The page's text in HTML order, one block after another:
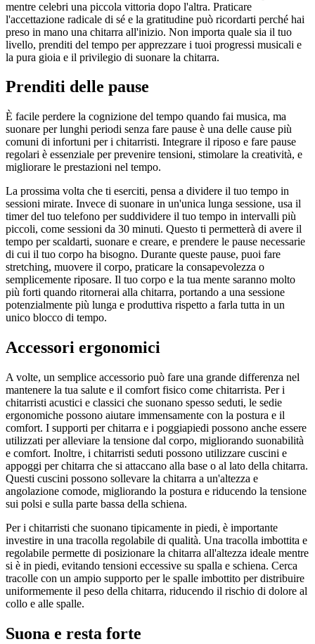
mentre celebri una piccola vittoria dopo l'altra. Praticare
l'accettazione radicale di sé e la gratitudine può ricordarti perché hai
preso in mano una chitarra all'inizio. Non importa quale sia il tuo
livello, prenditi del tempo per apprezzare i tuoi progressi musicali e
la pura gioia e il privilegio di suonare la chitarra.
Prenditi delle pause
È facile perdere la cognizione del tempo quando fai musica, ma
suonare per lunghi periodi senza fare pause è una delle cause più
comuni di infortuni per i chitarristi. Integrare il riposo e fare pause
regolari è essenziale per prevenire tensioni, stimolare la creatività, e
migliorare le prestazioni nel tempo.
La prossima volta che ti eserciti, pensa a dividere il tuo tempo in
sessioni mirate. Invece di suonare in un'unica lunga sessione, usa il
timer del tuo telefono per suddividere il tuo tempo in intervalli più
piccoli, come sessioni da 30 minuti. Questo ti permetterà di avere il
tempo per scaldarti, suonare e creare, e prendere le pause necessarie
di cui il tuo corpo ha bisogno. Durante queste pause, puoi fare
stretching, muovere il corpo, praticare la consapevolezza o
semplicemente riposare. Il tuo corpo e la tua mente saranno molto
più forti quando ritornerai alla chitarra, portando a una sessione
potenzialmente più lunga e produttiva rispetto a farla tutta in un
unico blocco di tempo.
Accessori ergonomici
A volte, un semplice accessorio può fare una grande differenza nel
mantenere la tua salute e il comfort fisico come chitarrista. Per i
chitarristi acustici e classici che suonano spesso seduti, le sedie
ergonomiche possono aiutare immensamente con la postura e il
comfort. I supporti per chitarra e i poggiapiedi possono anche essere
utilizzati per alleviare la tensione dal corpo, migliorando suonabilità
e comfort. Inoltre, i chitarristi seduti possono utilizzare cuscini e
appoggi per chitarra che si attaccano alla base o al lato della chitarra.
Questi cuscini possono sollevare la chitarra a un'altezza e
angolazione comode, migliorando la postura e riducendo la tensione
sui polsi e sulla parte bassa della schiena.
Per i chitarristi che suonano tipicamente in piedi, è importante
investire in una tracolla regolabile di qualità. Una tracolla imbottita e
regolabile permette di posizionare la chitarra all'altezza ideale mentre
si è in piedi, evitando tensioni eccessive su spalla e schiena. Cerca
tracolle con un ampio supporto per le spalle imbottito per distribuire
uniformemente il peso della chitarra, riducendo il rischio di dolore al
collo e alle spalle.
Suona e resta forte